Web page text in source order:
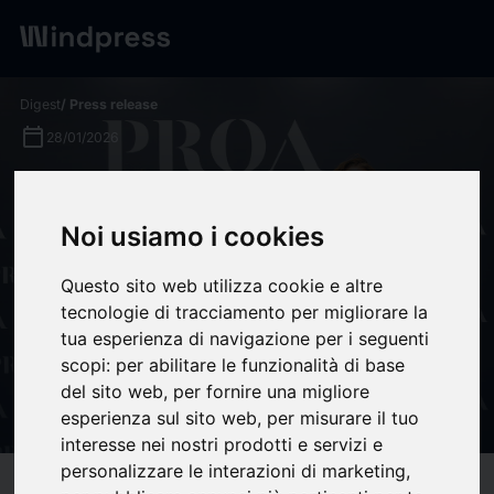
Noi usiamo i cookies
Questo sito web utilizza cookie e altre
tecnologie di tracciamento per migliorare la
tua esperienza di navigazione per i seguenti
scopi: per abilitare le funzionalità di base
del sito web, per fornire una migliore
esperienza sul sito web, per misurare il tuo
interesse nei nostri prodotti e servizi e
personalizzare le interazioni di marketing,
Digest/ Press release
calendar_today 28/01/2026
líderes empresariales unos
y 10 medidas urgentes para
superar la "anormalidad
política" que vive España -
PROA Comunicación
Compatibility help